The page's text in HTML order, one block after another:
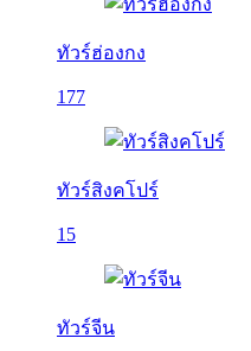
ทัวร์ฮ่องกง
177
ทัวร์สิงคโปร์
15
ทัวร์จีน